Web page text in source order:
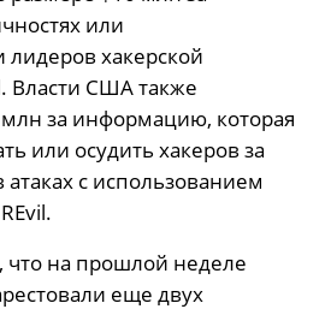
или
хакерской
Власти США также
за информацию, которая
или осудить хакеров за
атаках с использованием
что на прошлой неделе
еще двух